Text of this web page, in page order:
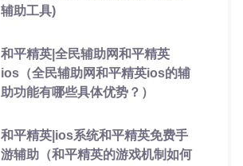
辅助工具)
和平精英|全民辅助网和平精英
ios（全民辅助网和平精英ios的辅
助功能有哪些具体优势？）
和平精英|ios系统和平精英免费手
游辅助（和平精英的游戏机制如何